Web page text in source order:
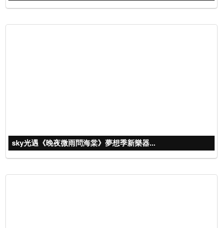
sky光遇《晚夜微雨問海棠》夢想季新樂器...